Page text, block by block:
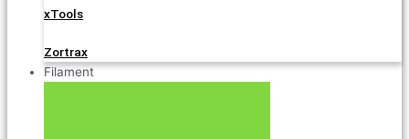
xTools
Zortrax
Filament